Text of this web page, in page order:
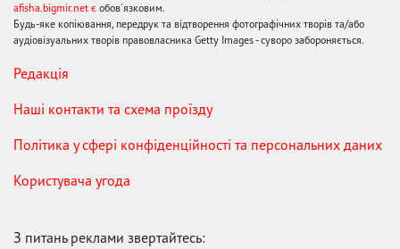
afisha.bigmir.net є обов'язковим.
Будь-яке копіювання, передрук та відтворення фотографічних творів та/або
аудіовізуальних творів правовласника Getty Images - суворо забороняється.
Редакція
Наші контакти та схема проїзду
Політика у сфері конфіденційності та персональних даних
Користувача угода
З питань реклами звертайтесь: